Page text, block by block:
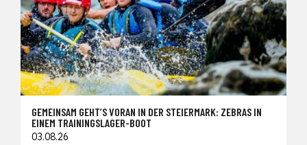
GEMEINSAM GEHT’S VORAN IN DER STEIERMARK: ZEBRAS IN
EINEM TRAININGSLAGER-BOOT
03.08.26